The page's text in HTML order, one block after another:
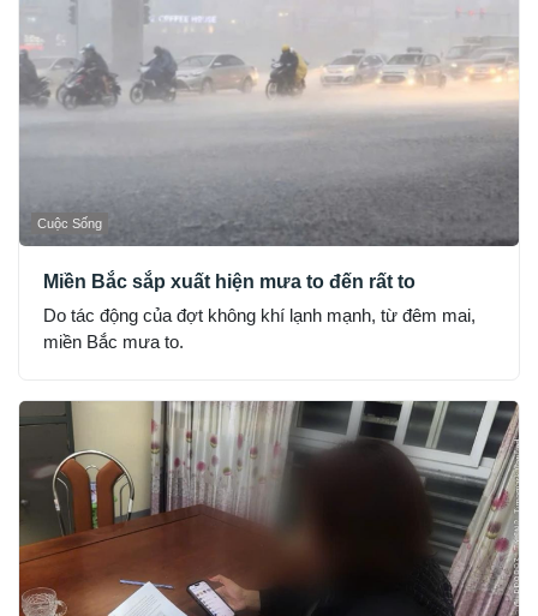
Cuộc Sống
Miền Bắc sắp xuất hiện mưa to đến rất to
Do tác động của đợt không khí lạnh mạnh, từ đêm mai,
miền Bắc mưa to.